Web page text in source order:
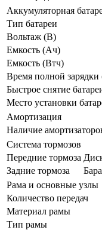
Аккумуляторная
Тип батареи
Вольтаж (В)
Емкость (Ач)
Емкость (Втч)
Время полной зарядки
Быстрое снятие
Место установки
Амортизация
Наличие
Система тормозов
Передние тормоза
Задние тормоза
Рама и основные узлы
Количество передач
Материал рамы
Тип рамы